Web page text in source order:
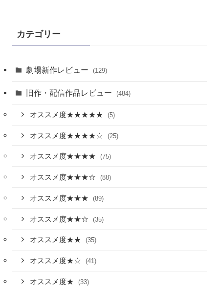
カテゴリー
劇場新作レビュー (129)
旧作・配信作品レビュー (484)
オススメ度★★★★★ (5)
オススメ度★★★★☆ (25)
オススメ度★★★★ (75)
オススメ度★★★☆ (88)
オススメ度★★★ (89)
オススメ度★★☆ (35)
オススメ度★★ (35)
オススメ度★☆ (41)
オススメ度★ (33)